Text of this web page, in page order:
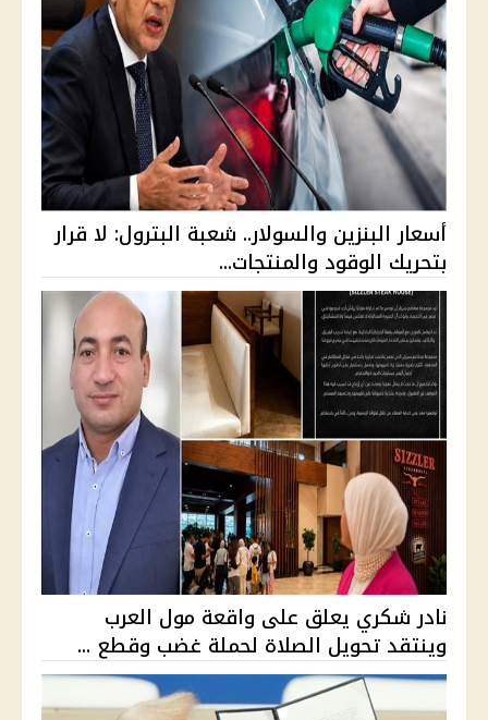
أسعار البنزين والسولار.. شعبة البترول: لا قرار
بتحريك الوقود والمنتجات...
نادر شكري يعلق على واقعة مول العرب
وينتقد تحويل الصلاة لحملة غضب وقطع ...